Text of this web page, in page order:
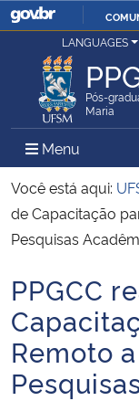
Ministério da Justiça e
Ministério da Defesa
Ministério das Relações
Ministério da Economia
Ministério da Infraestrutura
Ministério da
Ministério da Educação
LANGUAGES
Pós-
Maria
Menu Menu
Você está aqui:
de Capacitação
Pesquisas
Início do conteúdo
PPGCC
Remoto